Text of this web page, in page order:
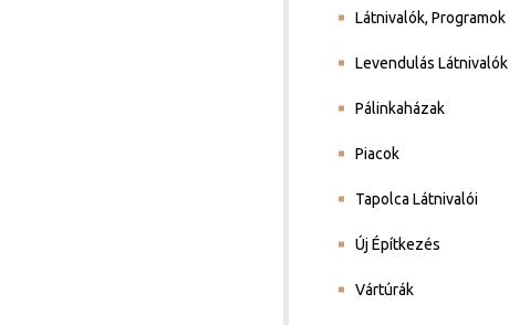
Látnivalók, Programok
Levendulás Látnivalók
Pálinkaházak
Piacok
Tapolca Látnivalói
Új Építkezés
Vártúrák